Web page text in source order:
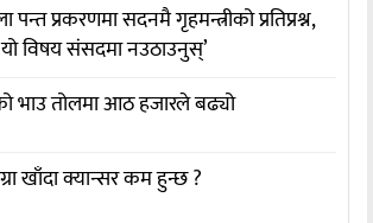
पन्त प्रकरणमा सदनमै गृहमन्त्रीको प्रतिप्रश्न,
विषय संसदमा नउठाउनुस्’
भाउ तोलमा आठ हजारले बढ्यो
खाँदा क्यान्सर कम हुन्छ ?